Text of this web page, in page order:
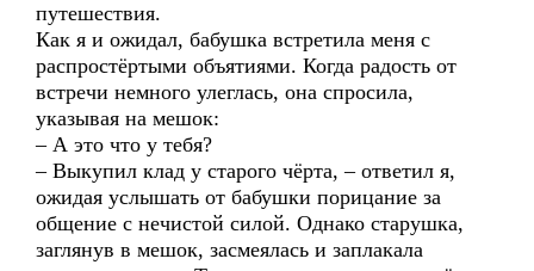
путешествия.
Как я и ожидал, бабушка встретила меня с
распростёртыми объятиями. Когда радость от
встречи немного улеглась, она спросила,
указывая на мешок:
– А это что у тебя?
– Выкупил клад у старого чёрта, – ответил я,
ожидая услышать от бабушки порицание за
общение с нечистой силой. Однако старушка,
заглянув в мешок, засмеялась и заплакала